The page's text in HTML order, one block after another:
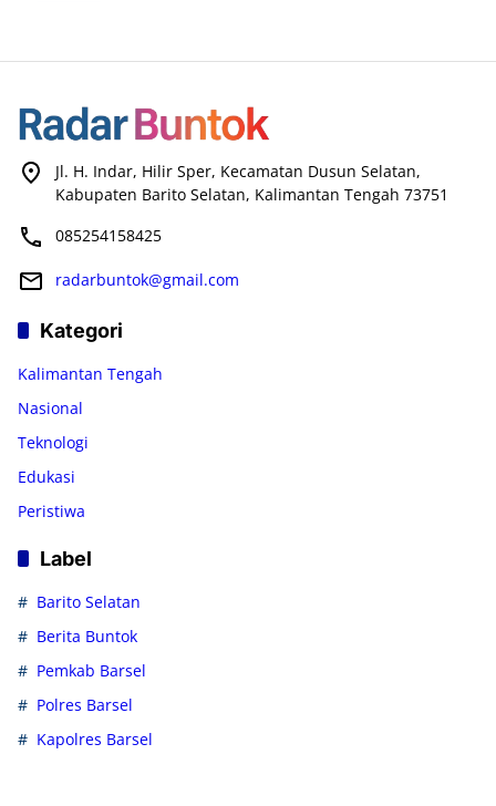
Jl. H. Indar, Hilir Sper, Kecamatan Dusun Selatan,
Kabupaten Barito Selatan, Kalimantan Tengah 73751
085254158425
radarbuntok@gmail.com
Kategori
Kalimantan Tengah
Nasional
Teknologi
Edukasi
Peristiwa
Label
Barito Selatan
Berita Buntok
Pemkab Barsel
Polres Barsel
Kapolres Barsel